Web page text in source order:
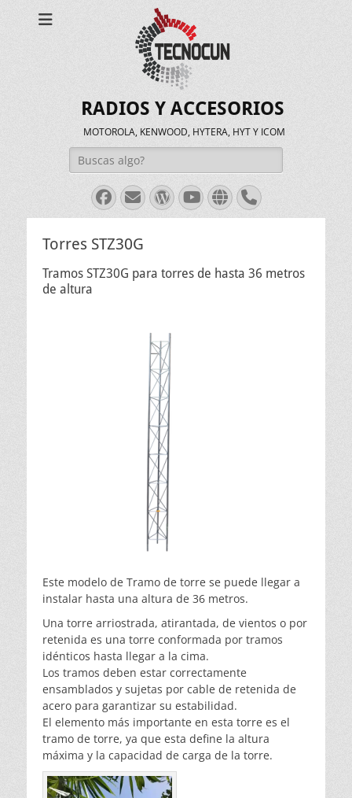
RADIOS Y ACCESORIOS
MOTOROLA, KENWOOD, HYTERA, HYT Y ICOM
Buscar:
Facebook
Correo
electrónico
WordPress
Youtube
WebTeléfono
Torres STZ30G
Tramos STZ30G para torres de hasta 36 metros
de altura
Este modelo de Tramo de torre se puede llegar a
instalar hasta una altura de 36 metros.
Una torre arriostrada, atirantada, de vientos o por
retenida es una torre conformada por tramos
idénticos hasta llegar a la cima.
Los tramos deben estar correctamente
ensamblados y sujetas por cable de retenida de
acero para garantizar su estabilidad.
El elemento más importante en esta torre es el
tramo de torre, ya que esta define la altura
máxima y la capacidad de carga de la torre.